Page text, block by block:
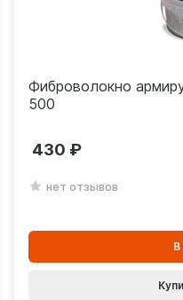
Фиброволокно
500
нет отзывов
430
В